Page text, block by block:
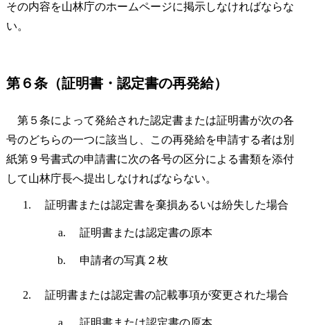
その内容を山林庁のホームページに掲示しなければならな
い。
第６条（証明書・認定書の再発給）
第５条によって発給された認定書または証明書が次の各
号のどちらの一つに該当し、この再発給を申請する者は別
紙第９号書式の申請書に次の各号の区分による書類を添付
して山林庁長へ提出しなければならない。
証明書または認定書を棄損あるいは紛失した場合
証明書または認定書の原本
申請者の写真２枚
証明書または認定書の記載事項が変更された場合
証明書または認定書の原本